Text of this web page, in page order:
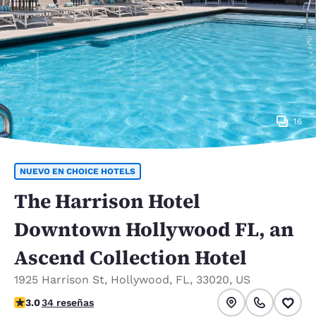
16
NUEVO EN CHOICE HOTELS
The Harrison Hotel
Downtown Hollywood FL, an
Ascend Collection Hotel
1925 Harrison St, Hollywood, FL, 33020, US
calificación de 3 estrellas. Feria.
3.034 reseñas